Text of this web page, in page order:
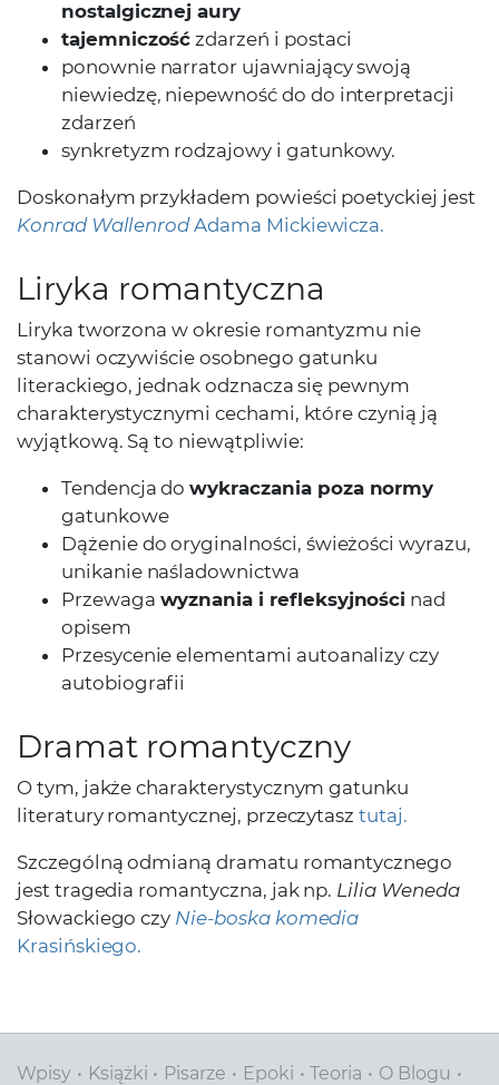
nostalgicznej aury
tajemniczość zdarzeń i postaci
ponownie narrator ujawniający swoją
niewiedzę, niepewność do do interpretacji
zdarzeń
synkretyzm rodzajowy i gatunkowy.
Doskonałym przykładem powieści poetyckiej jest
Konrad WallenrodAdama Mickiewicza.
Liryka romantyczna
Liryka tworzona w okresie romantyzmu nie
stanowi oczywiście osobnego gatunku
literackiego, jednak odznacza się pewnym
charakterystycznymi cechami, które czynią ją
wyjątkową. Są to niewątpliwie:
Tendencja dowykraczania poza normy
gatunkowe
Dążenie do oryginalności, świeżości wyrazu,
unikanie naśladownictwa
Przewaga wyznania i refleksyjności nad
opisem
Przesycenie elementami autoanalizy czy
autobiografii
Dramat romantyczny
O tym, jakże charakterystycznym gatunku
literatury romantycznej, przeczytasztutaj.
Szczególną odmianą dramatu romantycznego
jest tragedia romantyczna, jak np. Lilia Weneda
Słowackiego czy Nie-boska komedia
Krasińskiego.
Wpisy Książki Pisarze Epoki Teoria O Blogu